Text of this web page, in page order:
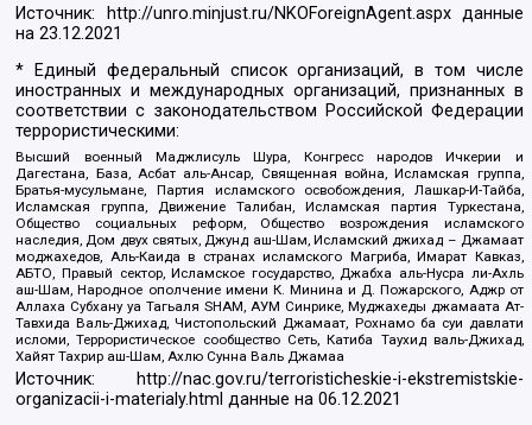
Источник: http://unro.minjust.ru/NKOForeignAgent.aspxданные
на23.12.2021
* Единый федеральный список организаций, в том числе
иностранных и международных организаций, признанных в
соответствии с законодательством Российской Федерации
террористическими:
Высший военный Маджлисуль Шура, Конгресс народов Ичкерии и
Дагестана, База, Асбат аль-Ансар, Священная война, Исламская группа,
Братья-мусульмане, Партия исламского освобождения, Лашкар-И-Тайба,
Исламская группа, Движение Талибан, Исламская партия Туркестана,
Общество социальных реформ, Общество возрождения исламского
наследия, Дом двух святых, Джунд аш-Шам, Исламский джихад – Джамаат
моджахедов, Аль-Каида в странах исламского Магриба, Имарат Кавказ,
АБТО, Правый сектор, Исламское государство, Джабха аль-Нусра ли-Ахль
аш-Шам, Народное ополчение имени К. Минина и Д. Пожарского, Аджр от
Аллаха Субхану уа Тагьаля SHAM, АУМ Синрике, Муджахеды джамаата Ат-
Тавхида Валь-Джихад, Чистопольский Джамаат, Рохнамо ба суи давлати
исломи, Террористическое сообщество Сеть, Катиба Таухид валь-Джихад,
Хайят Тахрир аш-Шам, Ахлю Сунна Валь Джамаа
Источник:
http://nac.gov.ru/terroristicheskie-i-ekstremistskie-
organizacii-i-materialy.html данные на06.12.2021